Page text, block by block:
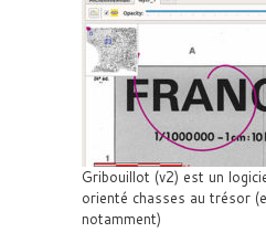
Gribouillot (v2) est un
orienté chasses au trésor
notamment)